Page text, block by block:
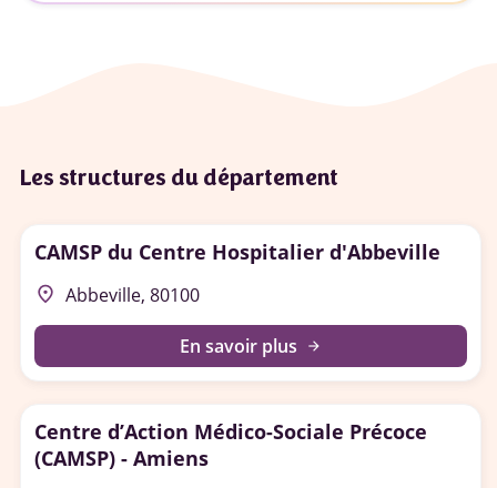
Les structures du département
CAMSP du Centre Hospitalier d'Abbeville
place Abbeville, 80100
En savoir plus arrow_forward
Centre d’Action Médico-Sociale Précoce
(CAMSP) - Amiens